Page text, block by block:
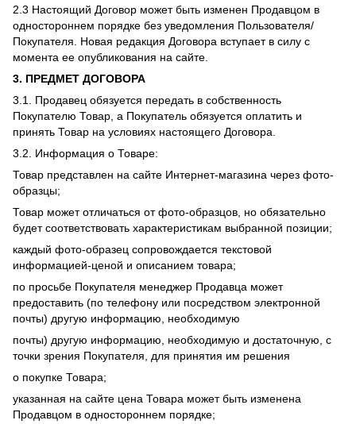
2.3 Настоящий Договор может быть изменен Продавцом в
одностороннем порядке без уведомления Пользователя/
Покупателя. Новая редакция Договора вступает в силу с
момента ее опубликования на сайте.
3. ПРЕДМЕТ ДОГОВОРА
3.1. Продавец обязуется передать в собственность
Покупателю Товар, а Покупатель обязуется оплатить и
принять Товар на условиях настоящего Договора.
3.2. Информация о Товаре:
Товар представлен на сайте Интернет-магазина через фото-
образцы;
Товар может отличаться от фото-образцов, но обязательно
будет соответствовать характеристикам выбранной позиции;
каждый фото-образец сопровождается текстовой
информацией-ценой и описанием товара;
по просьбе Покупателя менеджер Продавца может
предоставить (по телефону или посредством электронной
почты) другую информацию, необходимую
почты) другую информацию, необходимую и достаточную, с
точки зрения Покупателя, для принятия им решения
о покупке Товара;
указанная на сайте цена Товара может быть изменена
Продавцом в одностороннем порядке;